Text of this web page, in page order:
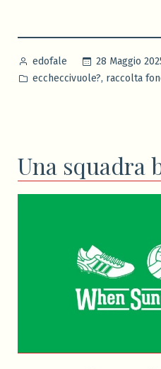
Pubblicato
da
edofale
28 Maggio
Pubblicato
eccheccivuole?, raccolta
Una squadra